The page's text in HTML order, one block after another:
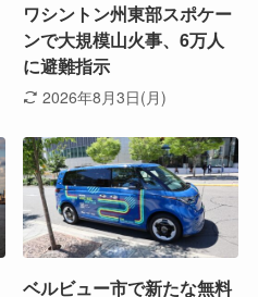
ワシントン州東部スポケー
ンで大規模山火事、6万人
に避難指示
2026年8月3日(月)
ベルビュー市で新たな無料